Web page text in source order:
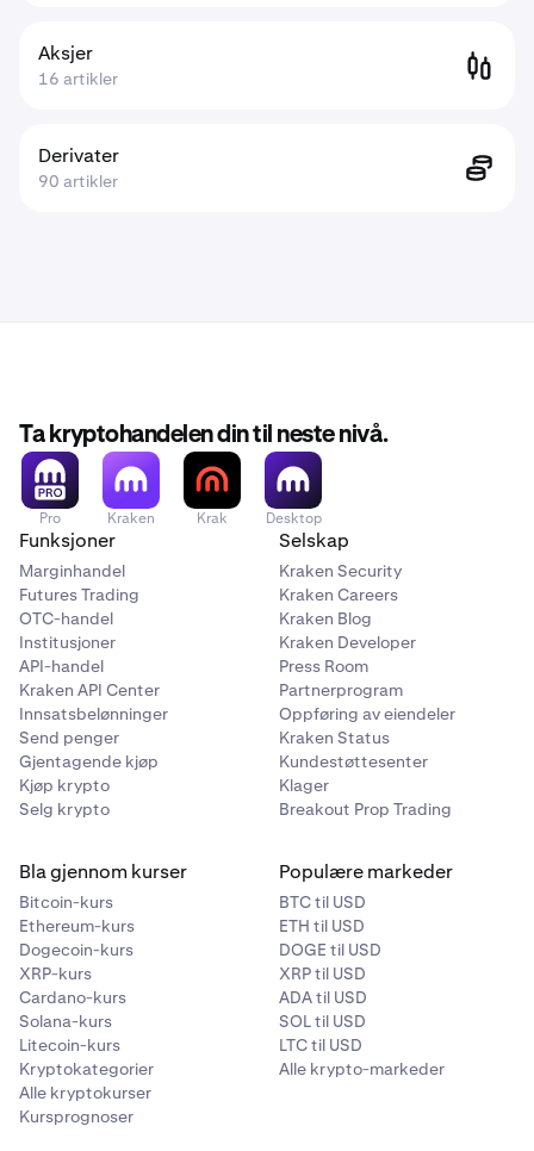
Aksjer
16 artikler
Derivater
90 artikler
Ta kryptohandelen din til neste nivå.
Pro Kraken Krak Desktop
Funksjoner
Marginhandel
Futures Trading
OTC-handel
Institusjoner
API-handel
Kraken API Center
Innsatsbelønninger
Send penger
Gjentagende kjøp
Kjøp krypto
Selg krypto
Selskap
Kraken Security
Kraken Careers
Kraken Blog
Kraken Developer
Press Room
Partnerprogram
Oppføring av eiendeler
Kraken Status
Kundestøttesenter
Klager
Breakout Prop Trading
Bla gjennom kurser
Bitcoin-kurs
Ethereum-kurs
Dogecoin-kurs
XRP-kurs
Cardano-kurs
Solana-kurs
Litecoin-kurs
Kryptokategorier
Alle kryptokurser
Kursprognoser
Populære markeder
BTC til USD
ETH til USD
DOGE til USD
XRP til USD
ADA til USD
SOL til USD
LTC til USD
Alle krypto-markeder